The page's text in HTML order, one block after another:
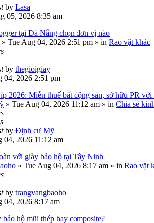
by Lasa
05, 2026 8:35 am
tại Đà Nẵng chọn đơn vị nào
» Tue Aug 04, 2026 2:51 pm » in Rao vặt khác
by thegioigiay
04, 2026 2:51 pm
2026: Miễn thuế bất động sản, sở hữu PR
» Tue Aug 04, 2026 11:12 am » in Chia sẻ
by Định cư Mỹ
04, 2026 11:12 am
với giày bảo hộ tại Tây Ninh
» Tue Aug 04, 2026 8:17 am » in Rao vặt
by trangvangbaoho
04, 2026 8:17 am
bảo hộ mũi thép hay composite?